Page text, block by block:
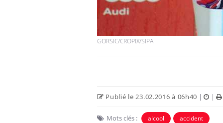
GORSIC/CROPIX/SIPA
Publié le 23.02.2016 à 06h40 | |
Mots clés : alcool accident